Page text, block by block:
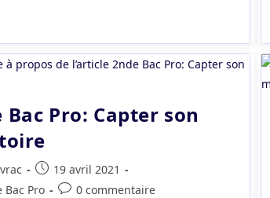
Bac Pro: Capter son
Publication
publiée :
19 avril 2021
Bac Pro
Commentaires
0 commentaire